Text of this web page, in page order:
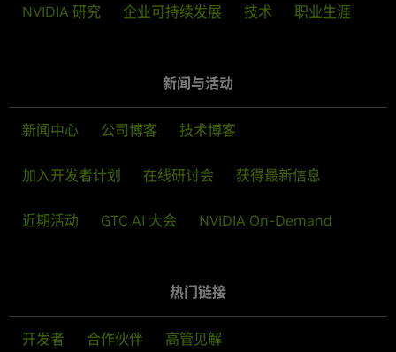
NVIDIA 研究 企业可持续发展 技术 职业生涯
新闻与活动
新闻中心 公司博客 技术博客
加入开发者计划 在线研讨会 获得最新信息
近期活动 GTC AI 大会 NVIDIA On-Demand
热门链接
开发者 合作伙伴 高管见解